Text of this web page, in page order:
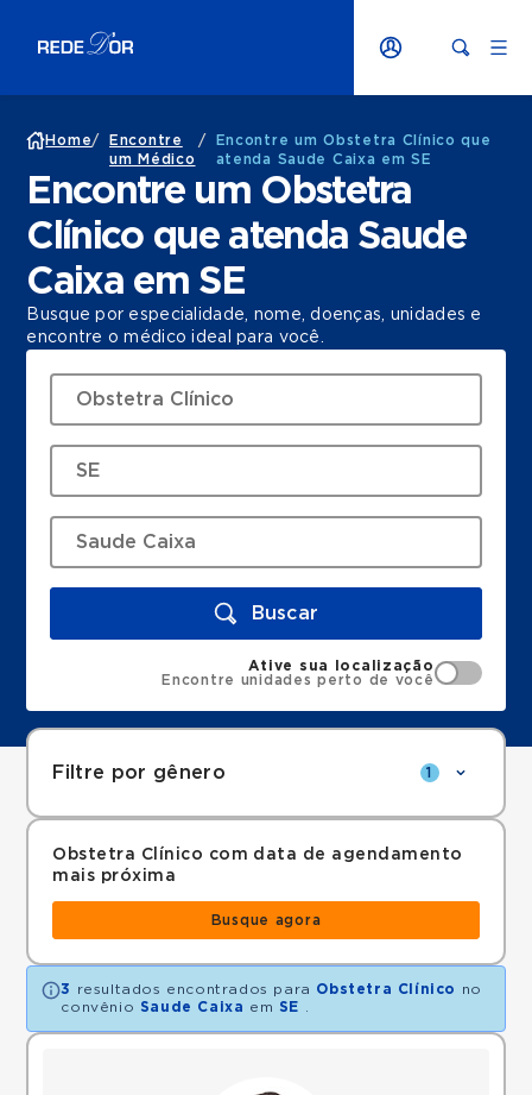
Home/
Encontre
um Médico
/
Encontre um Obstetra Clínico que
atenda Saude Caixa em SE
Encontre um Obstetra
Clínico que atenda Saude
Caixa em SE
Busque por especialidade, nome, doenças, unidades e
encontre o médico ideal para você.
Buscar
Ative sua localização
Encontre unidades perto de você
Filtre por gênero 1
Obstetra Clínico com data de agendamento
mais próxima
Busque agora
3 resultados encontrados para Obstetra Clínico
no
convênio Saude Caixa em SE